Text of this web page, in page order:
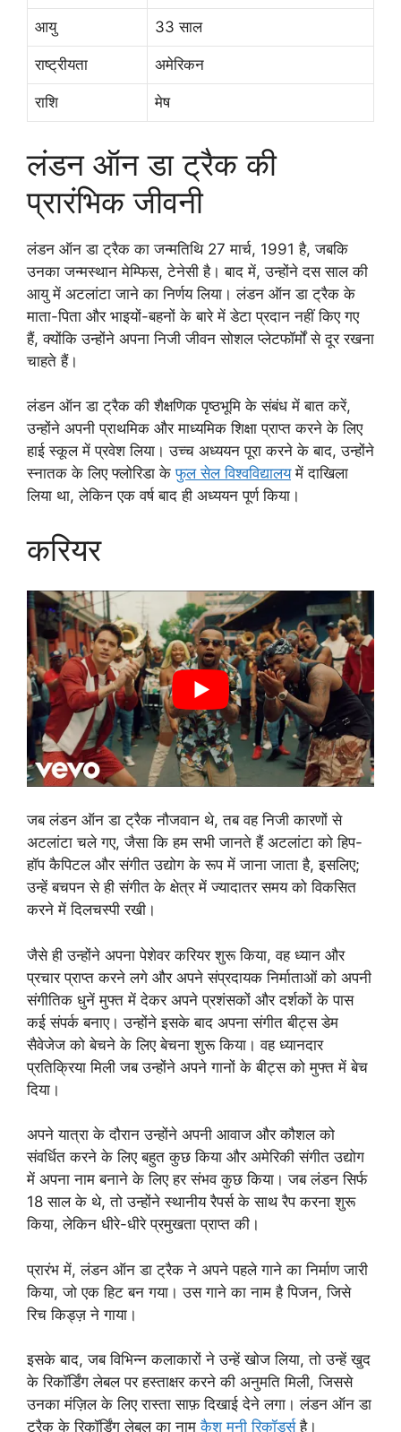
आयु 33 साल
राष्ट्रीयता अमेरिकन
राशि मेष
लंडन ऑन डा ट्रैक की
प्रारंभिक जीवनी
लंडन ऑन डा ट्रैक का जन्मतिथि 27 मार्च, 1991 है, जबकि
उनका जन्मस्थान मेम्फिस, टेनेसी है। बाद में, उन्होंने दस साल की
आयु में अटलांटा जाने का निर्णय लिया। लंडन ऑन डा ट्रैक के
माता-पिता और भाइयों-बहनों के बारे में डेटा प्रदान नहीं किए गए
हैं, क्योंकि उन्होंने अपना निजी जीवन सोशल प्लेटफॉर्मों से दूर रखना
चाहते हैं।
लंडन ऑन डा ट्रैक की शैक्षणिक पृष्ठभूमि के संबंध में बात करें,
उन्होंने अपनी प्राथमिक और माध्यमिक शिक्षा प्राप्त करने के लिए
हाई स्कूल में प्रवेश लिया। उच्च अध्ययन पूरा करने के बाद, उन्होंने
स्नातक के लिए फ्लोरिडा केफुल सेल विश्वविद्यालयमें दाखिला
लिया था, लेकिन एक वर्ष बाद ही अध्ययन पूर्ण किया।
करियर
जब लंडन ऑन डा ट्रैक नौजवान थे, तब वह निजी कारणों से
अटलांटा चले गए, जैसा कि हम सभी जानते हैं अटलांटा को हिप-
हॉप कैपिटल और संगीत उद्योग के रूप में जाना जाता है, इसलिए;
उन्हें बचपन से ही संगीत के क्षेत्र में ज्यादातर समय को विकसित
करने में दिलचस्पी रखी।
जैसे ही उन्होंने अपना पेशेवर करियर शुरू किया, वह ध्यान और
प्रचार प्राप्त करने लगे और अपने संप्रदायक निर्माताओं को अपनी
संगीतिक धुनें मुफ्त में देकर अपने प्रशंसकों और दर्शकों के पास
कई संपर्क बनाए। उन्होंने इसके बाद अपना संगीत बीट्स डेम
सैवेजेज को बेचने के लिए बेचना शुरू किया। वह ध्यानदार
प्रतिक्रिया मिली जब उन्होंने अपने गानों के बीट्स को मुफ्त में बेच
दिया।
अपने यात्रा के दौरान उन्होंने अपनी आवाज और कौशल को
संवर्धित करने के लिए बहुत कुछ किया और अमेरिकी संगीत उद्योग
में अपना नाम बनाने के लिए हर संभव कुछ किया। जब लंडन सिर्फ
18 साल के थे, तो उन्होंने स्थानीय रैपर्स के साथ रैप करना शुरू
किया, लेकिन धीरे-धीरे प्रमुखता प्राप्त की।
प्रारंभ में, लंडन ऑन डा ट्रैक ने अपने पहले गाने का निर्माण जारी
किया, जो एक हिट बन गया। उस गाने का नाम है पिजन, जिसे
रिच किड्ज़ ने गाया।
इसके बाद, जब विभिन्न कलाकारों ने उन्हें खोज लिया, तो उन्हें खुद
के रिकॉर्डिंग लेबल पर हस्ताक्षर करने की अनुमति मिली, जिससे
उनका मंज़िल के लिए रास्ता साफ़ दिखाई देने लगा। लंडन ऑन डा
ट्रैक के रिकॉर्डिंग लेबल का नामकैश मनी रिकॉर्ड्सहै।